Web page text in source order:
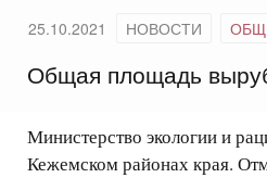
25.10.2021 НОВОСТИ
Общая площадь
Министерство экологии и
Кежемском районах края.